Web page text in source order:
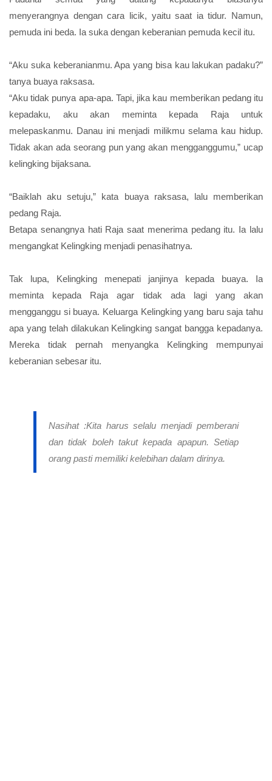
menyerangnya dengan cara licik, yaitu saat ia tidur. Namun,
pemuda ini beda. Ia suka dengan keberanian pemuda kecil itu.
“Aku suka keberanianmu. Apa yang bisa kau lakukan padaku?”
tanya buaya raksasa.
“Aku tidak punya apa-apa. Tapi, jika kau memberikan pedang itu
kepadaku, aku akan meminta kepada Raja untuk
melepaskanmu. Danau ini menjadi milikmu selama kau hidup.
Tidak akan ada seorang pun yang akan mengganggumu,” ucap
kelingking bijaksana.
“Baiklah aku setuju,” kata buaya raksasa, lalu memberikan
pedang Raja.
Betapa senangnya hati Raja saat menerima pedang itu. Ia lalu
mengangkat Kelingking menjadi penasihatnya.
Tak lupa, Kelingking menepati janjinya kepada buaya. Ia
meminta kepada Raja agar tidak ada lagi yang akan
mengganggu si buaya. Keluarga Kelingking yang baru saja tahu
apa yang telah dilakukan Kelingking sangat bangga kepadanya.
Mereka tidak pernah menyangka Kelingking mempunyai
keberanian sebesar itu.
Nasihat :Kita harus selalu menjadi pemberani
dan tidak boleh takut kepada apapun. Setiap
orang pasti memiliki kelebihan dalam dirinya.